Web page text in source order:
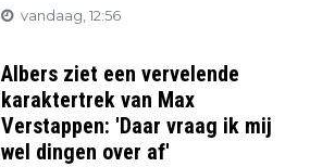
vandaag, 12:56
Albers ziet een vervelende
karaktertrek van Max
Verstappen: 'Daar vraag ik mij
wel dingen over af'